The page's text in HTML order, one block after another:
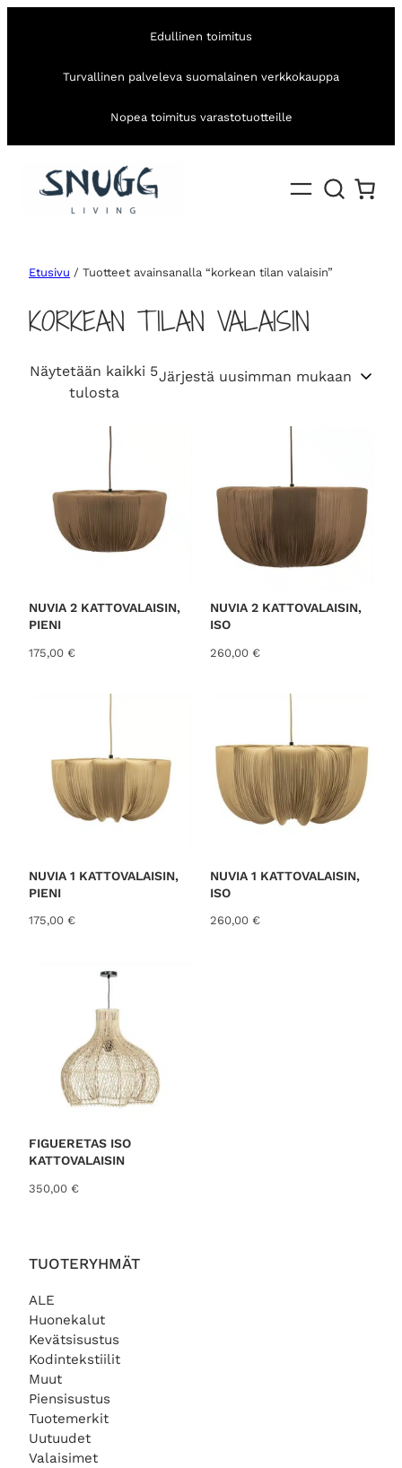
Edullinen toimitus
Turvallinen palveleva suomalainen verkkokauppa
Nopea toimitus varastotuotteille
TUOTERYHMÄT
ALE
Huonekalut
Kevätsisustus
Kodintekstiilit
Muut
Piensisustus
Tuotemerkit
Uutuudet
Valaisimet
Etusivu / Tuotteet avainsanalla “korkean tilan valaisin”
KORKEAN TILAN VALAISIN
Näytetään kaikki 5
tulostaS
d
y
t
NUVIA 2 KATTOVALAISIN,
PIENI
175,00 €
NUVIA 2 KATTOVALAISIN,
ISO
260,00 €
NUVIA 1 KATTOVALAISIN,
PIENI
175,00 €
NUVIA 1 KATTOVALAISIN,
ISO
260,00 €
FIGUERETAS ISO
KATTOVALAISIN
350,00 €